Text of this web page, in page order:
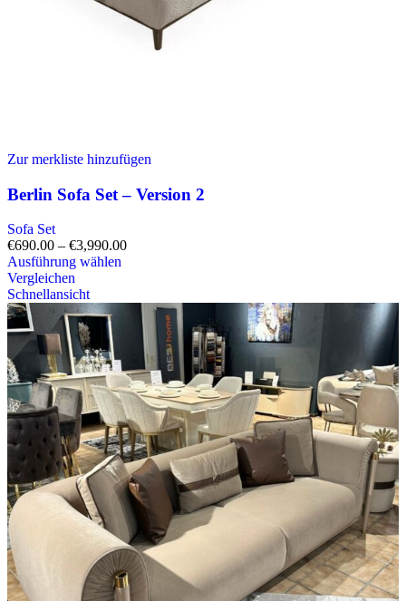
Zur merkliste hinzufügen
Berlin Sofa Set – Version 2
Sofa Set
€690.00 – €3,990.00
Ausführung wählen
Vergleichen
Schnellansicht